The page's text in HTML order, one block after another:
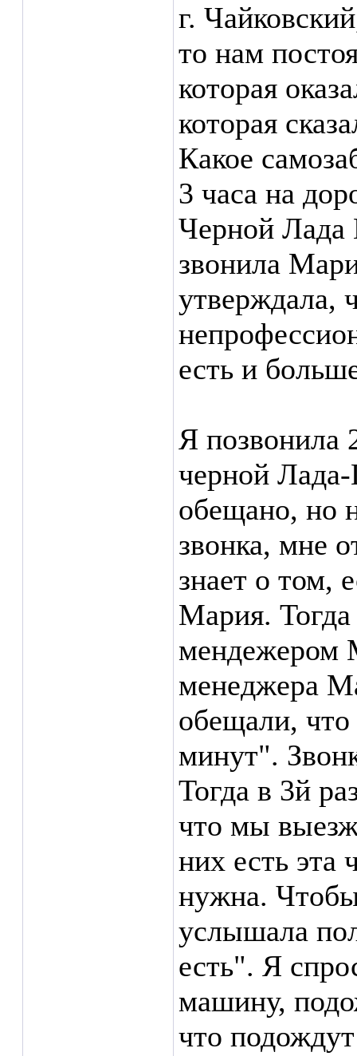
г.
то нам
которая
которая
Какое
3 часа на
Черной Лада
звонила
утверждала,
есть и
Я позвонила
черной
обещано, но
звонка, мне
знает о том,
Мария. Тогда
мендежером
менеджера
обещали,
минут".
Тогда в 3й
что мы
них есть эта
нужна.
услышала
есть". Я
машину,
что